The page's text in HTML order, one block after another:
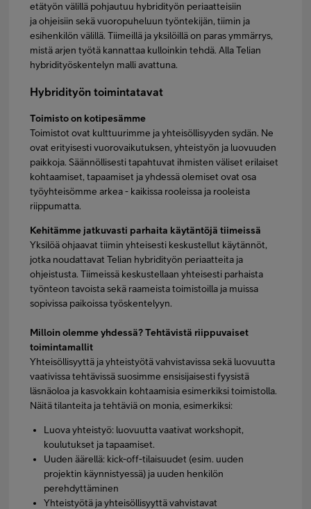
etätyön välillä pohjautuu hybridityön periaatteisiin
ja ohjeisiin sekä vuoropuheluun työntekijän, tiimin ja
esihenkilön välillä. Tiimeillä ja yksilöillä on paras ymmärrys,
mistä arjen työtä kannattaa kulloinkin tehdä. Alla Telian
hybridityöskentelyn malli avattuna.
Hybridityön toimintatavat
Toimisto on kotipesämme
Toimistot ovat kulttuurimme ja yhteisöllisyyden sydän. Ne
ovat erityisesti vuorovaikutuksen, yhteistyön ja luovuuden
paikkoja. Säännöllisesti tapahtuvat ihmisten väliset erilaiset
kohtaamiset, tapaamiset ja yhdessä olemiset ovat osa
työyhteisömme arkea - kaikissa rooleissa ja rooleista
riippumatta.
Kehitämme jatkuvasti parhaita käytäntöjä tiimeissä
Yksilöä ohjaavat tiimin yhteisesti keskustellut käytännöt,
jotka noudattavat Telian hybridityön periaatteita ja
ohjeistusta. Tiimeissä keskustellaan yhteisesti parhaista
työnteon tavoista sekä raameista toimistoilla ja muissa
sopivissa paikoissa työskentelyyn.
Milloin olemme yhdessä? Tehtävistä riippuvaiset
toimintamallit
Yhteisöllisyyttä ja yhteistyötä vahvistavissa sekä luovuutta
vaativissa tehtävissä suosimme ensisijaisesti fyysistä
läsnäoloa ja kasvokkain kohtaamisia esimerkiksi toimistolla.
Näitä tilanteita ja tehtäviä on monia, esimerkiksi:
Luova yhteistyö: luovuutta vaativat workshopit,
koulutukset ja tapaamiset.
Uuden äärellä: kick-off-tilaisuudet (esim. uuden
projektin käynnistyessä) ja uuden henkilön
perehdyttäminen
Yhteistyötä ja yhteisöllisyyttä vahvistavat